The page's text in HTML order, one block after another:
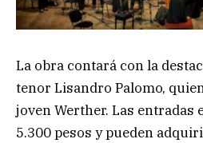
La obra contará con la
tenor Lisandro Palomo,
joven Werther. Las entradas
5.300 pesos y pueden